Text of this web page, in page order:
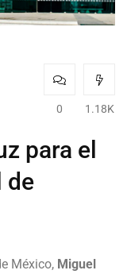
0 1.18K
para el
de
México, Miguel